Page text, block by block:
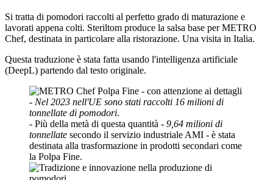
Si tratta di pomodori raccolti al perfetto grado di maturazione e
lavorati appena colti. Steriltom produce la salsa base per METRO
Chef, destinata in particolare alla ristorazione. Una visita in Italia.
Questa traduzione è stata fatta usando l'intelligenza artificiale
(DeepL) partendo dal testo originale.
- Nel 2023 nell'UE sono stati raccolti 16 milioni di
tonnellate di pomodori.
- Più della metà di questa quantità - 9,64 milioni di
tonnellate secondo il servizio industriale AMI - è stata
destinata alla trasformazione in prodotti secondari come
la Polpa Fine.